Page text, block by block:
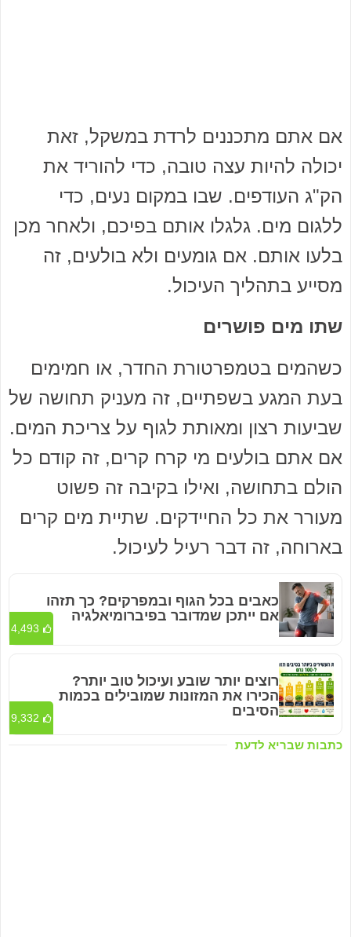
אם אתם מתכננים לרדת במשקל, זאת
יכולה להיות עצה טובה, כדי להוריד את
הק"ג העודפים. שבו במקום נעים, כדי
ללגום מים. גלגלו אותם בפיכם, ולאחר מכן
בלעו אותם. אם גומעים ולא בולעים, זה
מסייע בתהליך העיכול.
שתו מים פושרים
כשהמים בטמפרטורת החדר, או חמימים
בעת המגע בשפתיים, זה מעניק תחושה של
שביעות רצון ומאותת לגוף על צריכת המים.
אם אתם בולעים מי קרח קרים, זה קודם כל
הולם בתחושה, ואילו בקיבה זה פשוט
מעורר את כל החיידקים. שתיית מים קרים
בארוחה, זה דבר רעיל לעיכול.
כתבות שבריא לדעת
כאבים בכל הגוף ובמפרקים? כך תזהו
אם ייתכן שמדובר בפיברומיאלגיה
4,493
רוצים יותר שובע ועיכול טוב יותר?
הכירו את המזונות שמובילים בכמות
הסיבים
9,332